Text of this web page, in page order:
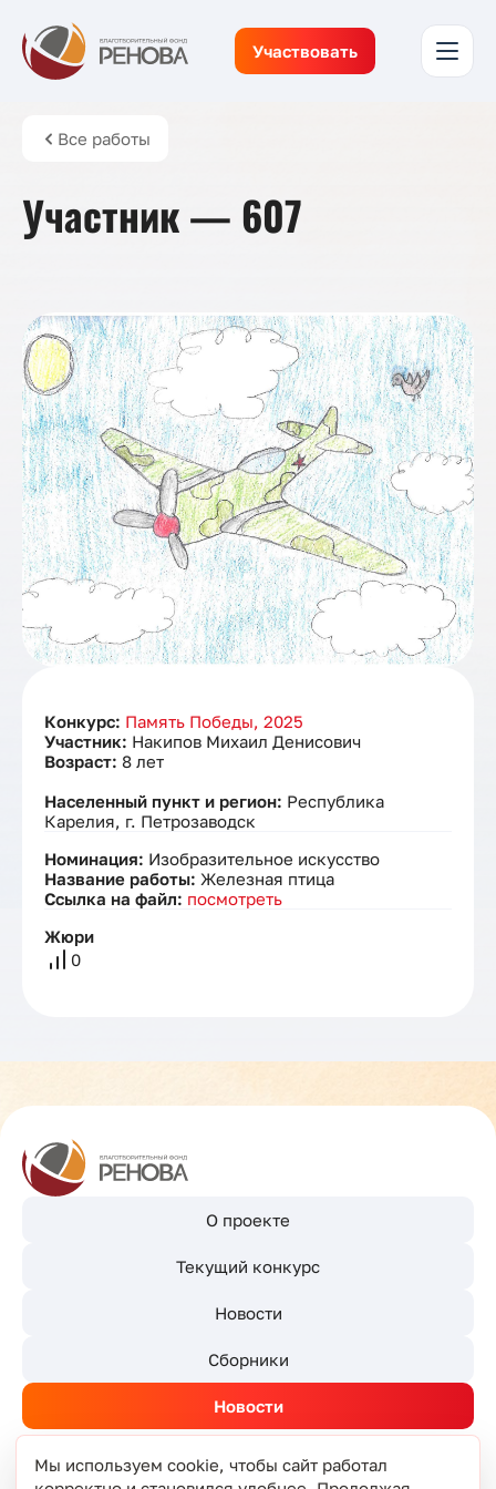
Участвовать
Все работы
Участник — 607
Конкурс: Память Победы, 2025
Участник: Накипов Михаил Денисович
Возраст: 8 лет
Населенный пункт и регион: Республика
Карелия, г. Петрозаводск
Номинация: Изобразительное искусство
Название работы: Железная птица
Ссылка на файл: посмотреть
Жюри
0
О проекте
Текущий конкурс
Новости
Сборники
Новости
Мы используем cookie, чтобы сайт работал